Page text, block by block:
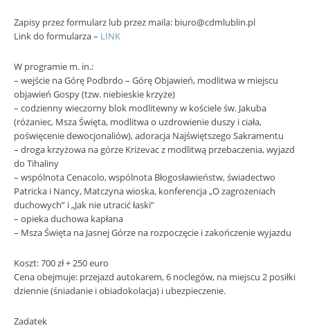
Zapisy przez formularz lub przez maila: biuro@cdmlublin.pl
Link do formularza – LINK
W programie m. in.:
– wejście na Górę Podbrdo – Górę Objawień, modlitwa w miejscu
objawień Gospy (tzw. niebieskie krzyże)
– codzienny wieczorny blok modlitewny w kościele św. Jakuba
(różaniec, Msza Święta, modlitwa o uzdrowienie duszy i ciała,
poświęcenie dewocjonaliów), adoracja Najświętszego Sakramentu
– droga krzyżowa na górze Kriżevac z modlitwą przebaczenia, wyjazd
do Tihaliny
– wspólnota Cenacolo, wspólnota Błogosławieństw, świadectwo
Patricka i Nancy, Matczyna wioska, konferencja „O zagrożeniach
duchowych” i „Jak nie utracić łaski”
– opieka duchowa kapłana
– Msza Święta na Jasnej Górze na rozpoczęcie i zakończenie wyjazdu
Koszt: 700 zł + 250 euro
Cena obejmuje: przejazd autokarem, 6 noclegów, na miejscu 2 posiłki
dziennie (śniadanie i obiadokolacja) i ubezpieczenie.
Zadatek